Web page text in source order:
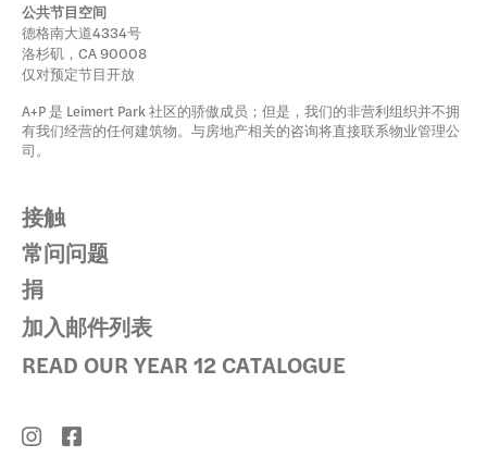
公共节目空间
德格南大道4334号
洛杉矶，CA 90008
仅对预定节目开放
A+P 是 Leimert Park 社区的骄傲成员；但是，我们的非营利组织并不拥
有我们经营的任何建筑物。与房地产相关的咨询将直接联系物业管理公
司。
接触
常问问题
捐
加入邮件列表
READ OUR YEAR 12 CATALOGUE